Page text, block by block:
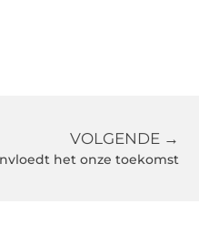
VOLGENDE →
het onze toekomst